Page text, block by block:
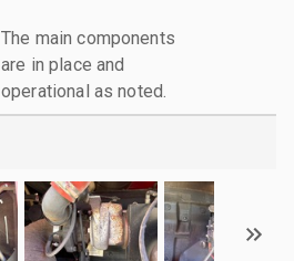
The main components
are in place and
operational as noted.